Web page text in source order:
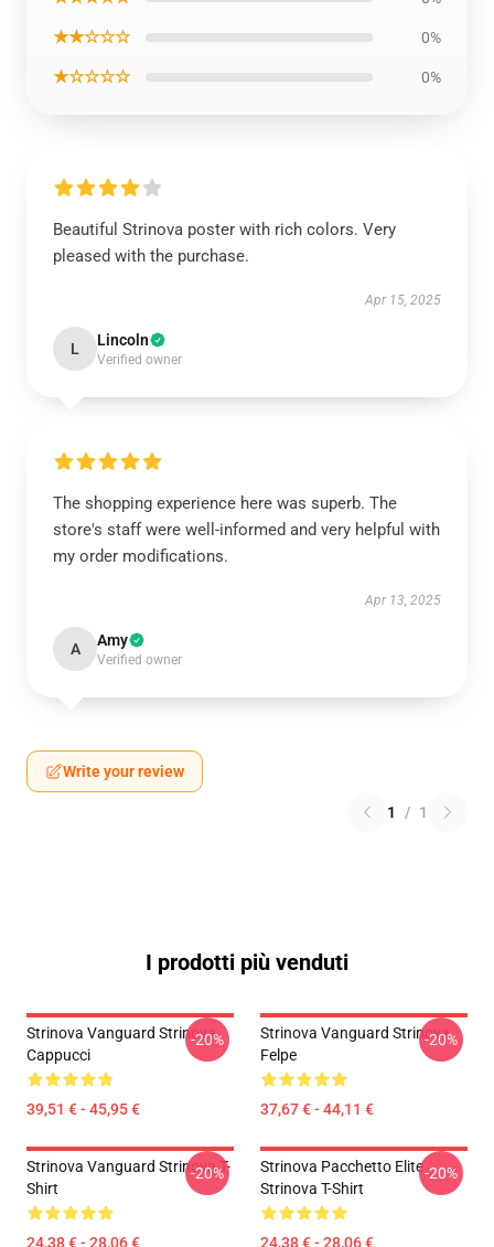
★★☆☆☆ 0%
★☆☆☆☆ 0%
Beautiful Strinova poster with rich colors. Very
pleased with the purchase.
Apr 15, 2025
L Lincoln
Verified owner
The shopping experience here was superb. The
store's staff were well-informed and very helpful with
my order modifications.
Apr 13, 2025
A Amy
Verified owner
Write your review
1 / 1
I prodotti più venduti
Strinova Vanguard Strinova
Cappucci
39,51 € - 45,95 €
-20%
Strinova Vanguard Strinova
Felpe
37,67 € - 44,11 €
-20%
Strinova Vanguard Strinova T-
Shirt
24,38 € - 28,06 €
-20%
Strinova Pacchetto Elite
Strinova T-Shirt
24,38 € - 28,06 €
-20%